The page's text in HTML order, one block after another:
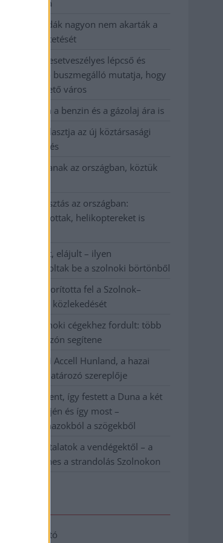
vittek haza
gazdák nagyon nem akarták a
üzemeltetését
alig balesetveszélyes lépcső és
levő buszmegálló mutatja, hogy
élhető város
újra csökken a benzin és a gázolaj ára is
megválasztja az új köztársasági
pusztítanak az országban, köztük
hőségriasztás az országban:
klímát javítottak, helikoptereket is
tüzeknél
rosszul lett, elájult – ilyen
számoltak be a szolnoki börtönből
borította fel a Szolnok–
vasútvonal közlekedését
a szolnoki cégekhez fordult: több
dolgozón segítene
a tószegi Accell Hunland, a hazai
meghatározó szereplője
egyszer lent, így festett a Duna a két
árvíz idején és így most –
ugyanazokból a szögekből
a tapasztalatok a vendégektől – a
ingyenes a strandolás Szolnokon
tájékoztató